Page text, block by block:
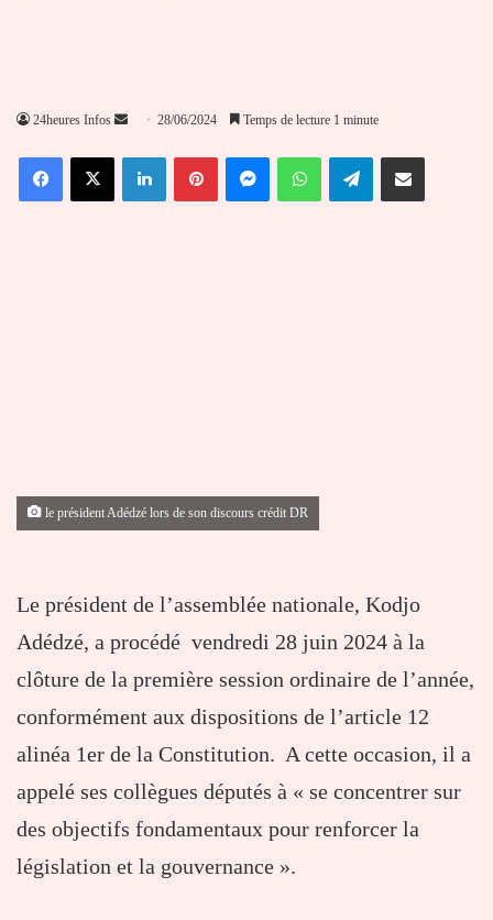
24heures Infos
Envoyer
courriel
28/06/2024 Temps de lecture 1 minute
FacebookX LinkedinPinterestMessengerWhatsAppTelegramPartager par email
le président Adédzé lors de son discours crédit DR
Le président de l’assemblée nationale, Kodjo
Adédzé, a procédé vendredi 28 juin 2024 à la
clôture de la première session ordinaire de l’année,
conformément aux dispositions de l’article 12
alinéa 1er de la Constitution. A cette occasion, il a
appelé ses collègues députés à « se concentrer sur
des objectifs fondamentaux pour renforcer la
législation et la gouvernance ».